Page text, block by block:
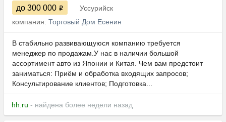
до 300 000
Уссурийск
компания: Торговый Дом Есенин
В стабильно развивающуюся компанию требуется
менеджер по продажам.У нас в наличии большой
ассортимент авто из Японии и Китая. Чем вам предстоит
заниматься: Приём и обработка входящих запросов;
Консультирование клиентов; Подготовка...
hh.ru - найдена более недели назад